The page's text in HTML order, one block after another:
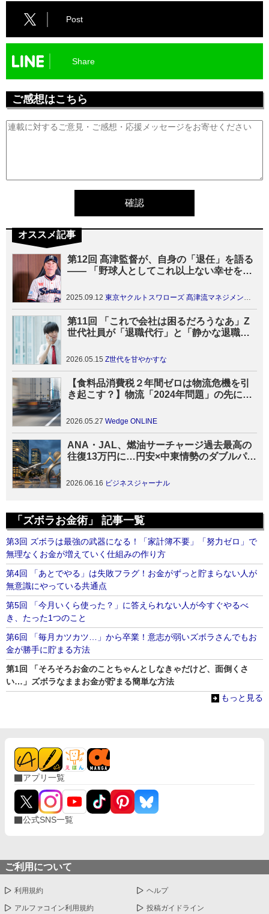
Post
Share
ご感想はこちら
オススメ記事
第12回 髙津監督が、自身の「退任」を語る
―― 「野球人としてこれ以上ない幸せを味
2025.09.12 東京ヤクルトスワローズ 髙津流マネジメント2025
第11回 「これで会社は困るだろうなあ」Z
世代社員が「退職代行」と「静かな退職」
2026.05.15 Z世代を甘やかすな
【食料品消費税２年間ゼロは物流危機を引
き起こす？】物流「2024年問題」の先にあ
2026.05.27 Wedge ONLINE
ANA・JAL、燃油サーチャージ過去最高の
往復13万円に…円安×中東情勢のダブルパン
2026.06.16 ビジネスジャーナル
「ズボラお金術」 記事一覧
第3回 ズボラは最強の武器になる！「家計簿不要」「努力ゼロ」で
無理なくお金が増えていく仕組みの作り方
第4回 「あとでやる」は失敗フラグ！お金がずっと貯まらない人が
無意識にやっている共通点
第5回 「今月いくら使った？」に答えられない人が今すぐやるべ
き、たった1つのこと
第6回 「毎月カツカツ…」から卒業！意志が弱いズボラさんでもお
金が勝手に貯まる方法
第1回 「そろそろお金のことちゃんとしなきゃだけど、面倒くさ
い…」ズボラなままお金が貯まる簡単な方法
もっと見る
アプリ一覧
公式SNS一覧
ご利用について
利用規約 ヘルプ
アルファコイン利用規約 投稿ガイドライン